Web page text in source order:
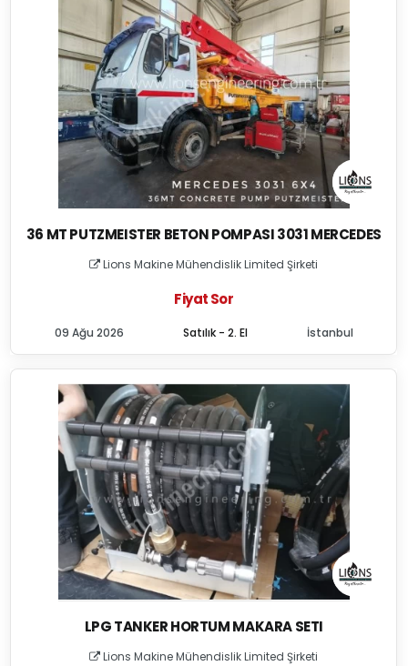
36 MT PUTZMEISTER BETON POMPASI 3031 MERCEDES
Lions Makine Mühendislik Limited Şirketi
Fiyat Sor
Satılık - 2. El
09 Ağu 2026 İstanbul
LPG TANKER HORTUM MAKARA SETI
Lions Makine Mühendislik Limited Şirketi